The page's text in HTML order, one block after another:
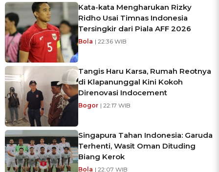
Kata-kata Mengharukan Rizky
Ridho Usai Timnas Indonesia
Tersingkir dari Piala AFF 2026
Bola | 22:36 WIB
Tangis Haru Karsa, Rumah Reotnya
di Klapanunggal Kini Kokoh
Direnovasi Indocement
Bogor | 22:17 WIB
Singapura Tahan Indonesia: Garuda
Terhenti, Wasit Oman Dituding
Biang Kerok
Bola | 22:07 WIB